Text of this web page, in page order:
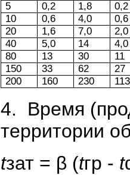
5
0,2 1,8
0,2
10
0,6 4,0
0,6
20
1,6 7,0
2,0
40
5,0 14
4,0
80
13 30
11
150
33 62
27
200
160 230 113
4. Время
территории
tзат = β (tгр - t